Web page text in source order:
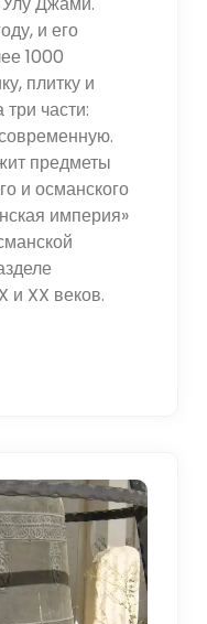
и его
1000
плитку и
части:
предметы
и османского
империя»
и XX веков.